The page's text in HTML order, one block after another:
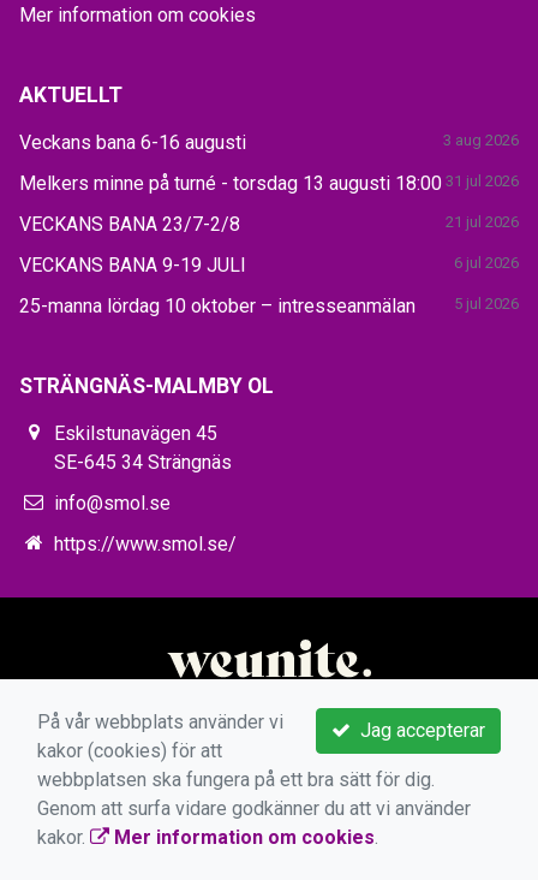
Mer information om cookies
AKTUELLT
Veckans bana 6-16 augusti 3 aug 2026
Melkers minne på turné - torsdag 13 augusti 18:00 31 jul 2026
VECKANS BANA 23/7-2/8 21 jul 2026
VECKANS BANA 9-19 JULI 6 jul 2026
25-manna lördag 10 oktober – intresseanmälan 5 jul 2026
STRÄNGNÄS-MALMBY OL
Eskilstunavägen 45
SE-645 34 Strängnäs
info@smol.se
https://www.smol.se/
Jag accepterar
På vår webbplats använder vi
kakor (cookies) för att
webbplatsen ska fungera på ett bra sätt för dig.
Genom att surfa vidare godkänner du att vi använder
kakor.
Mer information om cookies.